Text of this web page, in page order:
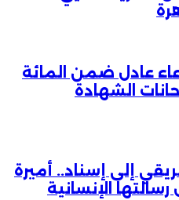
عادل ضمن المائة
الشهادة
إلى إسناد.. أميرة
الإنسانية